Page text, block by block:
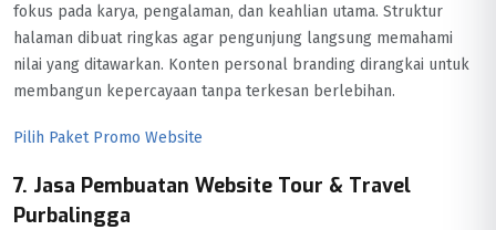
fokus pada karya, pengalaman, dan keahlian utama. Struktur
halaman dibuat ringkas agar pengunjung langsung memahami
nilai yang ditawarkan. Konten personal branding dirangkai untuk
membangun kepercayaan tanpa terkesan berlebihan.
Pilih Paket Promo Website
7. Jasa Pembuatan Website Tour & Travel
Purbalingga